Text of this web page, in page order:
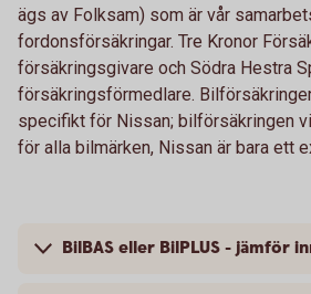
ägs av Folksam) som är vår
fordonsförsäkringar. Tre Kronor
försäkringsgivare och Södra Hestra
försäkringsförmedlare.
specifikt för Nissan; bilförsäkringen
för alla bilmärken, Nissan är bara ett
BilBAS eller BilPLUS - jämför